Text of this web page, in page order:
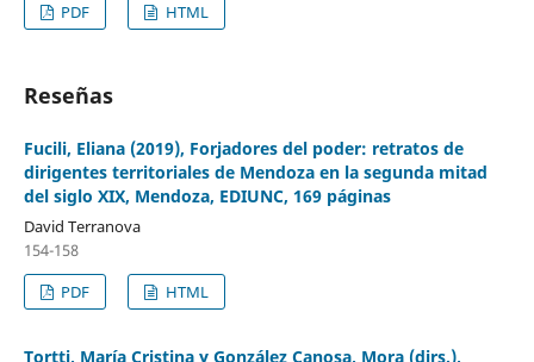
PDF
HTML
Reseñas
Fucili, Eliana (2019), Forjadores del poder: retratos de
dirigentes territoriales de Mendoza en la segunda mitad
del siglo XIX, Mendoza, EDIUNC, 169 páginas
David Terranova
154-158
PDF
HTML
Tortti, María Cristina y González Canosa, Mora (dirs.),